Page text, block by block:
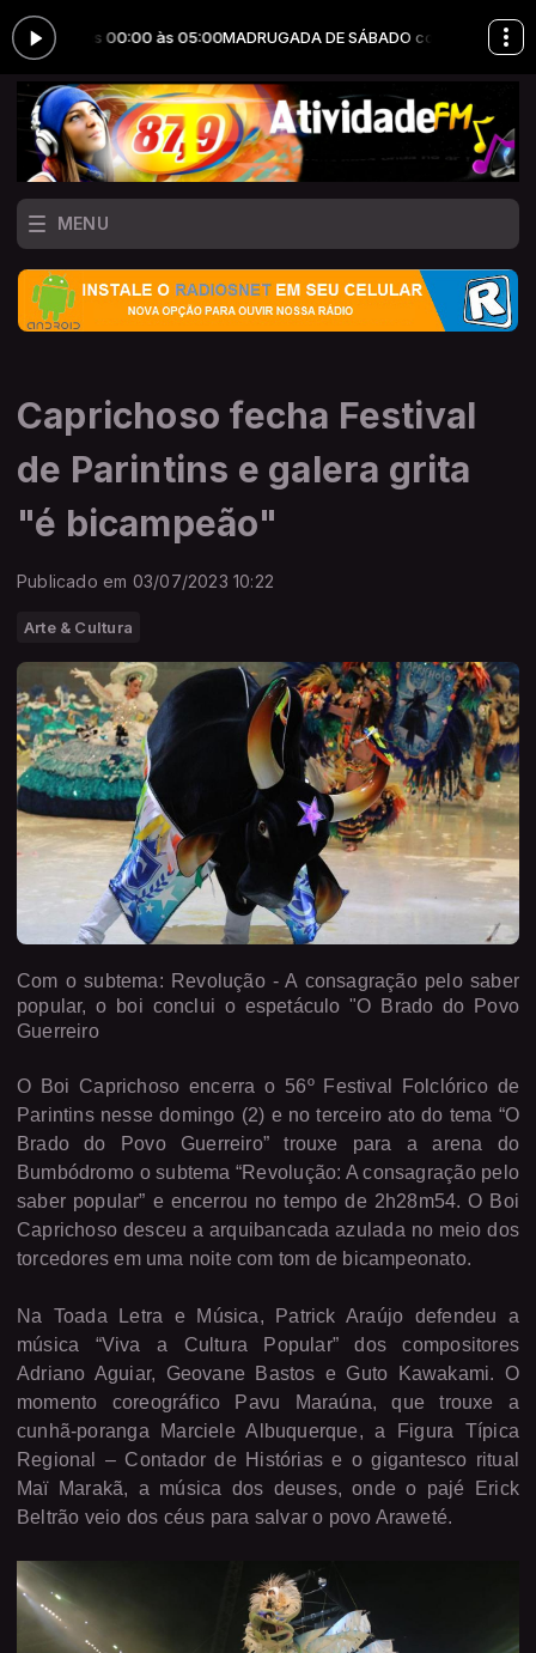
das 00:00 às 05:00 MADRUGADA DE SÁBADO com JOTA ERRY
MENU
Caprichoso fecha Festival
de Parintins e galera grita
"é bicampeão"
Publicado em 03/07/2023 10:22
Arte & Cultura
Com o subtema: Revolução - A consagração pelo saber
popular, o boi conclui o espetáculo "O Brado do Povo
Guerreiro
O Boi Caprichoso encerra o 56º Festival Folclórico de
Parintins nesse domingo (2) e no terceiro ato do tema “O
Brado do Povo Guerreiro” trouxe para a arena do
Bumbódromo o subtema “Revolução: A consagração pelo
saber popular” e encerrou no tempo de 2h28m54. O Boi
Caprichoso desceu a arquibancada azulada no meio dos
torcedores em uma noite com tom de bicampeonato.
Na Toada Letra e Música, Patrick Araújo defendeu a
música “Viva a Cultura Popular” dos compositores
Adriano Aguiar, Geovane Bastos e Guto Kawakami. O
momento coreográfico Pavu Maraúna, que trouxe a
cunhã-poranga Marciele Albuquerque, a Figura Típica
Regional – Contador de Histórias e o gigantesco ritual
Maï Marakã, a música dos deuses, onde o pajé Erick
Beltrão veio dos céus para salvar o povo Araweté.